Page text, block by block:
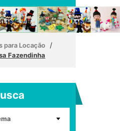
para Locação /
Fazendinha